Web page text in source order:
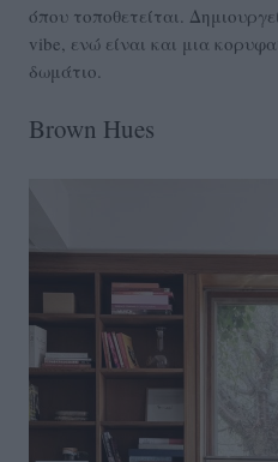
όπου τοποθετείται.
vibe, ενώ είναι και μια
δωμάτιο.
Brown Hues